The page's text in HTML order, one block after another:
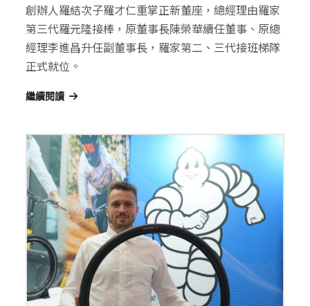
創辦人羅結次子羅才仁重掌正新董座，總經理由羅家
第三代羅元隆接棒，原董事長陳榮華續任董事、原總
經理李進昌升任副董事長，羅家第二、三代接班梯隊
正式就位。
繼續閱讀